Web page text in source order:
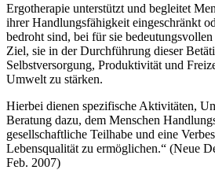
Ergotherapie unterstützt und begleitet
ihrer Handlungsfähigkeit eingeschränkt
bedroht sind, bei für sie
Ziel, sie in der Durchführung dieser
Selbstversorgung, Produktivität und
Umwelt zu stärken.
Hierbei dienen spezifische Aktivitäten,
Beratung dazu, dem Menschen
gesellschaftliche Teilhabe und eine
Lebensqualität zu ermöglichen.“ (Neue
Feb. 2007)